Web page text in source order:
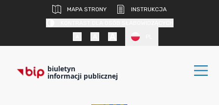
MAPA STRONY
INSTRUKCJA
biuletyn
informacji publicznej